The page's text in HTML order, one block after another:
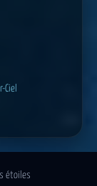
étoiles